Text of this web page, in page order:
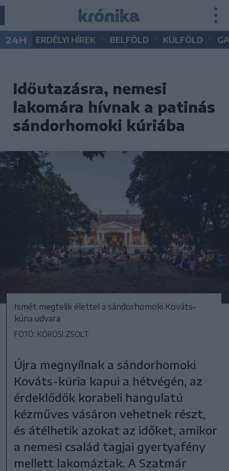
24H ERDÉLYI HÍREK BELFÖLD KÜLFÖLD
Időutazásra, nemesi
lakomára hívnak a patinás
sándorhomoki kúriába
Ismét megtelik élettel a sándorhomoki Kováts-
kúria udvara
FOTÓ: KŐRÖSI ZSOLT
Újra megnyílnak a sándorhomoki
Kováts-kúria kapui a hétvégén, az
érdeklődők korabeli hangulatú
kézműves vásáron vehetnek részt,
és átélhetik azokat az időket, amikor
a nemesi család tagjai gyertyafény
mellett lakomáztak. A Szatmár